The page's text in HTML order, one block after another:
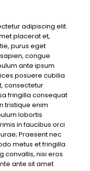
adipiscing elit.
placerat et,
purus eget
congue
ante ipsum
posuere cubilia
consectetur
fringilla consequat
tristique enim
lobortis
in faucibus orci
Praesent nec
metus et fringilla.
convallis, nisi eros
ante sit amet